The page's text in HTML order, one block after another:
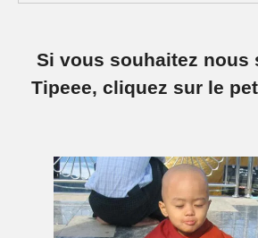
Si vous souhaitez nous
Tipeee, cliquez sur le